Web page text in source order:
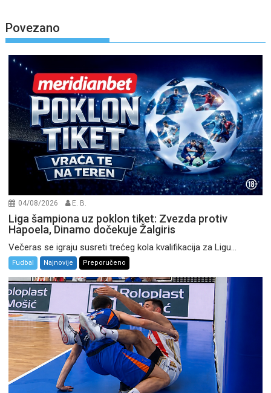
Povezano
04/08/2026 E. B.
Liga šampiona uz poklon tiket: Zvezda protiv
Hapoela, Dinamo dočekuje Žalgiris
Večeras se igraju susreti trećeg kola kvalifikacija za Ligu...
Fudbal Najnovije Preporučeno